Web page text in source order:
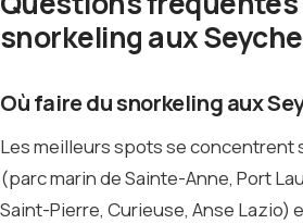
snorkeling aux
Où faire du snorkeling aux
Les meilleurs spots se concentrent
(parc marin de Sainte-Anne, Port
Saint-Pierre, Curieuse, Anse Lazio)